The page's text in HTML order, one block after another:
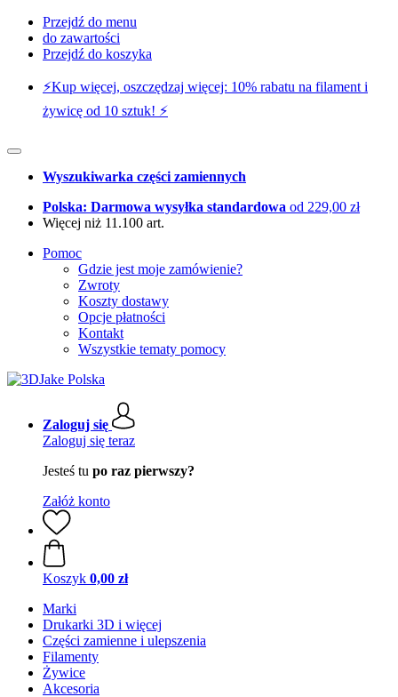
Przejdź do menu
do zawartości
Przejdź do koszyka
⚡️Kup więcej, oszczędzaj więcej: 10% rabatu na filament i
żywicę od 10 sztuk! ⚡️
Wyszukiwarka części zamiennych
Polska: Darmowa wysyłka standardowa od 229,00 zł
Więcej niż 11.100 art.
Pomoc
Gdzie jest moje zamówienie?
Zwroty
Koszty dostawy
Opcje płatności
Kontakt
Wszystkie tematy pomocy
Zaloguj się
Zaloguj się teraz
Jesteś tu po raz pierwszy?
Załóż konto
Koszyk 0,00 zł
Marki
Drukarki 3D i więcej
Części zamienne i ulepszenia
Filamenty
Żywice
Akcesoria